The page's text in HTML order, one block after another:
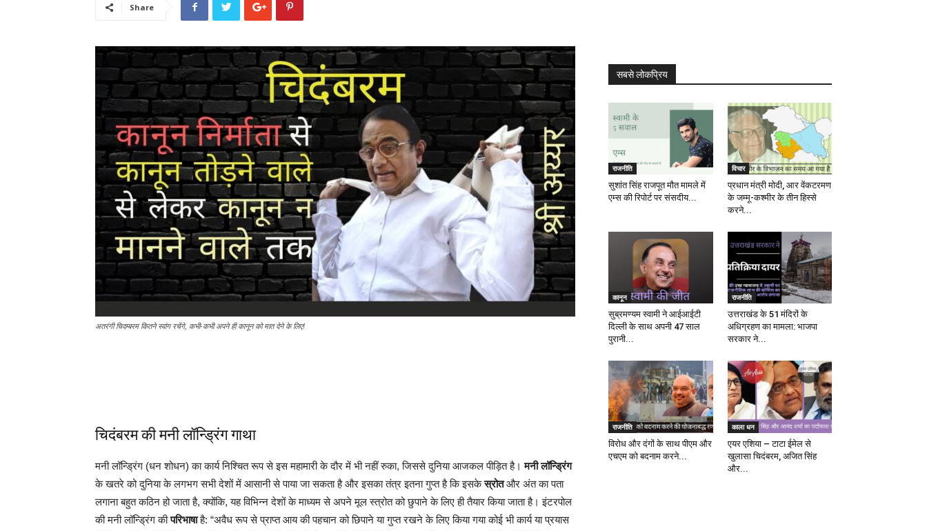
Share
अतरंगी चिदम्बरम कितने स्वांग रचेंगे, कभी-कभी अपने ही कानून को मात देने के लिए!
चिदंबरम की मनी लॉन्ड्रिंग गाथा
मनी लॉन्ड्रिंग (धन शोधन) का कार्य निश्चित रूप से इस महामारी के दौर में भी नहीं रुका, जिससे दुनिया आजकल पीड़ित है।मनी लॉन्ड्रिंग
के खतरे को दुनिया के लगभग सभी देशों में आसानी से पाया जा सकता है और इसका तंत्र इतना गुप्त है कि इसकेस्रोतऔर अंत का पता
लगाना बहुत कठिन हो जाता है, क्योंकि, यह विभिन्न देशों के माध्यम से अपने मूल स्त्रोत को छुपाने के लिए ही तैयार किया जाता है। इंटरपोल
की मनी लॉन्ड्रिंग कीपरिभाषाहै: “अवैध रूप से प्राप्त आय की पहचान को छिपाने या गुप्त रखने के लिए किया गया कोई भी कार्य या प्रयास
सबसे लोकप्रिय
राजनीति
सुशांत सिंह राजपूत मौत मामले में
एम्स की रिपोर्ट पर संसदीय...
विचार
प्रधान मंत्री मोदी, आर वेंकटरमण
के जम्मू-कश्मीर के तीन हिस्से
करने...
कानून
सुब्रमण्यम स्वामी ने आईआईटी
दिल्ली के साथ अपनी 47 साल
पुरानी...
राजनीति
उत्तराखंड के 51 मंदिरों के
अधिग्रहण का मामला: भाजपा
सरकार ने...
राजनीति
विरोध और दंगों के साथ पीएम और
एचएम को बदनाम करने...
काला धन
एयर एशिया – टाटा ईमेल से
खुलासा चिदंबरम, अजित सिंह
और...